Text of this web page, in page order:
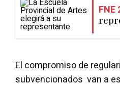
FNE
El compromiso de
subvencionados van a